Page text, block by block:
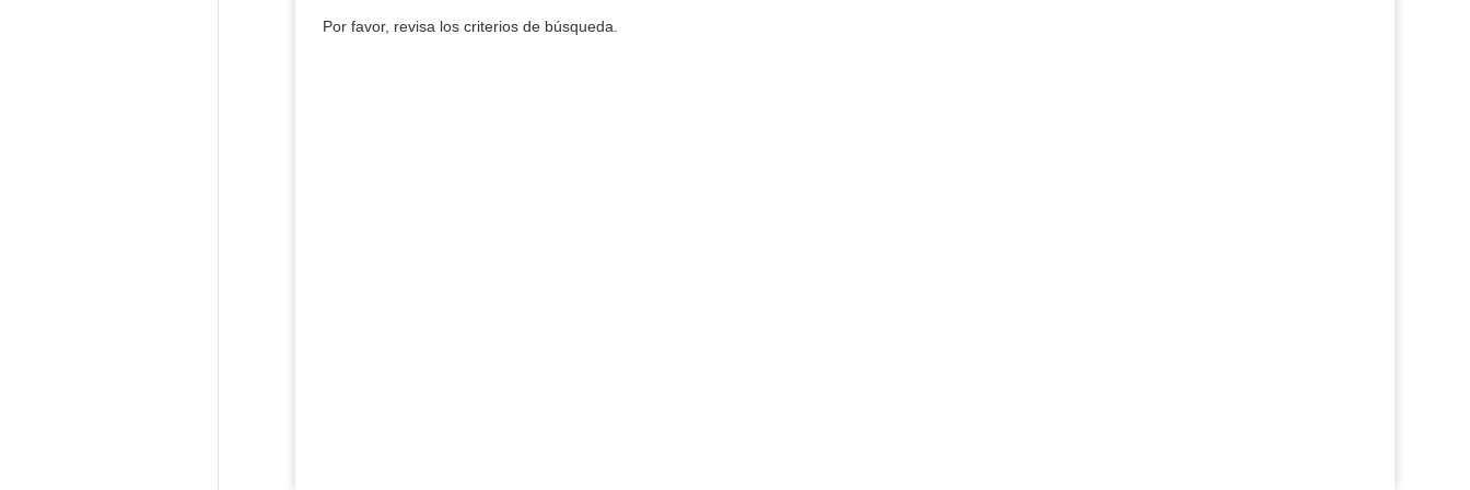
Por favor, revisa los criterios de búsqueda.